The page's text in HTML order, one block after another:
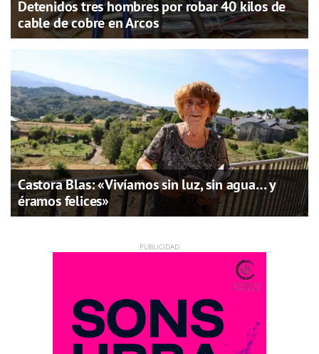
Detenidos tres hombres por robar 40 kilos de
cable de cobre en Arcos
Castora Blas: «Vivíamos sin luz, sin agua… y
éramos felices»